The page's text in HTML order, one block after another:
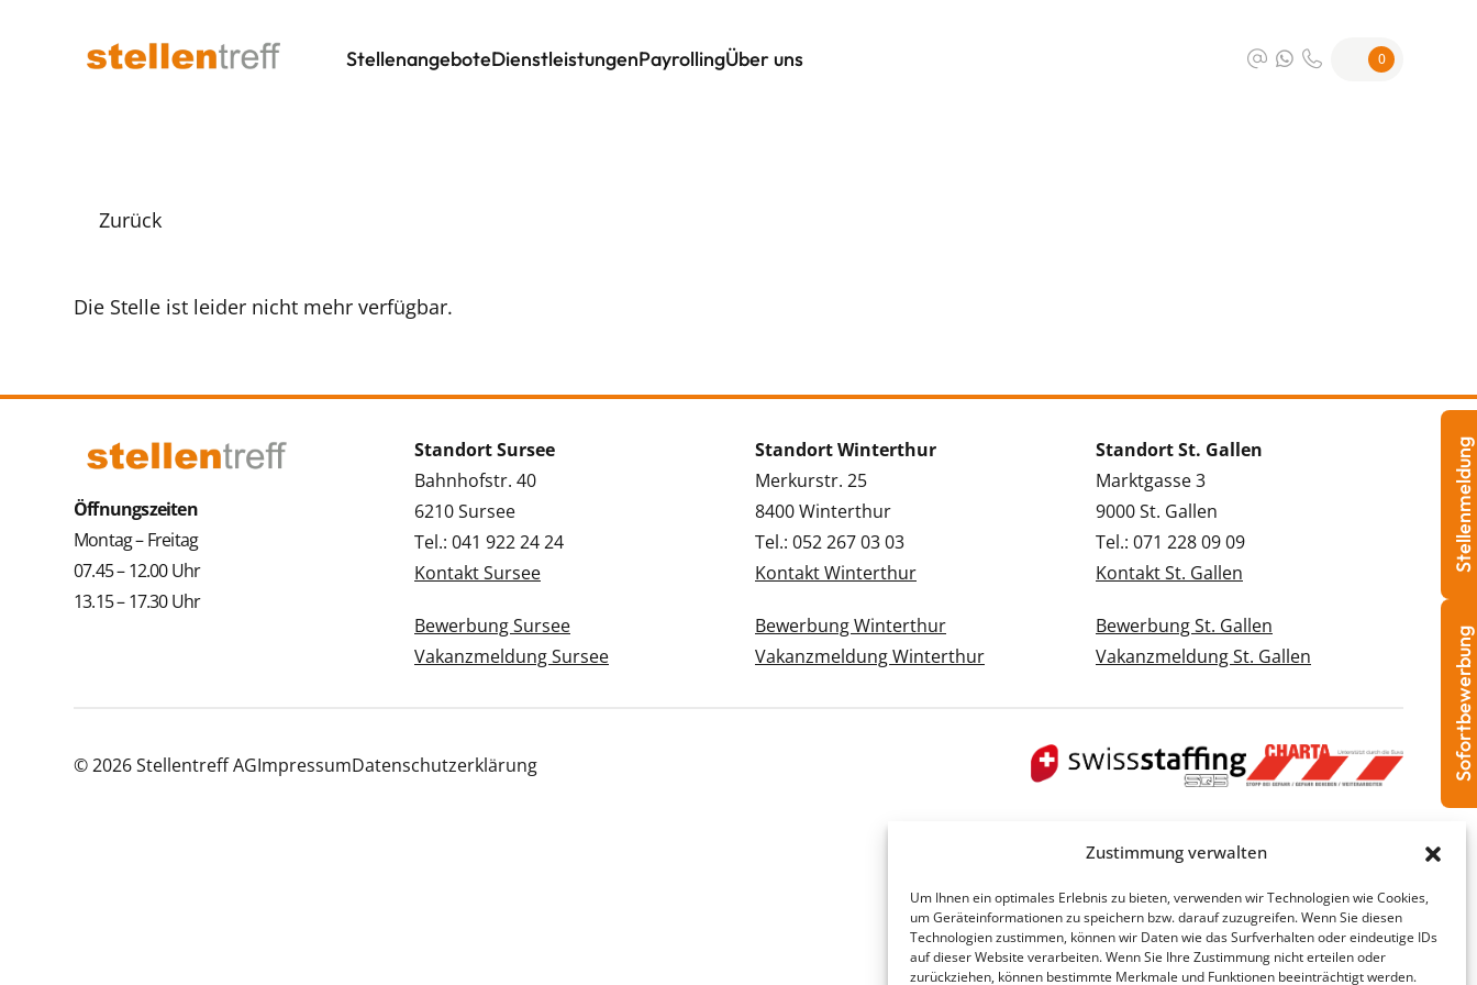
Zustimmung verwalten
Um Ihnen ein optimales Erlebnis zu bieten, verwenden wir Technologien wie Cookies,
um Geräteinformationen zu speichern bzw. darauf zuzugreifen. Wenn Sie diesen
Technologien zustimmen, können wir Daten wie das Surfverhalten oder eindeutige IDs
auf dieser Website verarbeiten. Wenn Sie Ihre Zustimmung nicht erteilen oder
zurückziehen, können bestimmte Merkmale und Funktionen beeinträchtigt werden.
StellenangeboteDienstleistungenPayrollingÜber uns 0
Zurück
Die Stelle ist leider nicht mehr verfügbar.
Öffnungszeiten
Montag – Freitag
07.45 – 12.00 Uhr
13.15 – 17.30 Uhr
Standort Sursee
Bahnhofstr. 40
6210 Sursee
Tel.: 041 922 24 24
Kontakt Sursee
Bewerbung Sursee
Vakanzmeldung Sursee
Standort Winterthur
Merkurstr. 25
8400 Winterthur
Tel.: 052 267 03 03
Kontakt Winterthur
Bewerbung Winterthur
Vakanzmeldung Winterthur
Standort St. Gallen
Marktgasse 3
9000 St. Gallen
Tel.: 071 228 09 09
Kontakt St. Gallen
Bewerbung St. Gallen
Vakanzmeldung St. Gallen
© 2026 Stellentreff AGImpressumDatenschutzerklärung Sofortbewerbung
Stellenmeldung